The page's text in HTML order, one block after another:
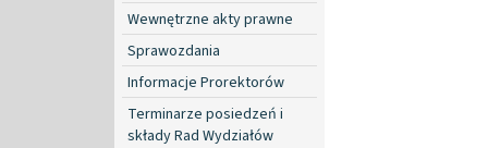
Wewnętrzne akty prawne
Sprawozdania
Informacje Prorektorów
Terminarze posiedzeń i
składy Rad Wydziałów